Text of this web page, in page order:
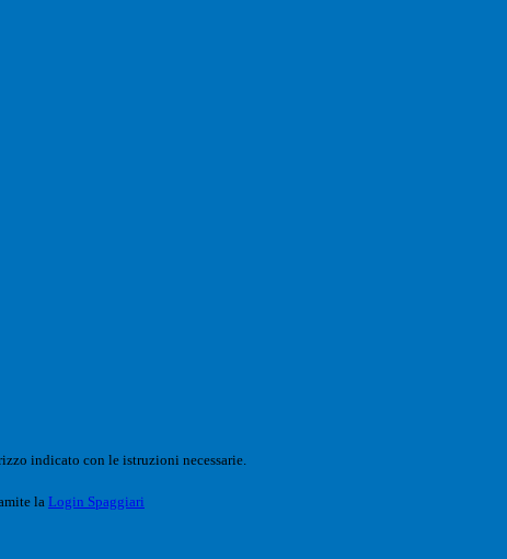
indicato con le istruzioni necessarie.
la Login Spaggiari